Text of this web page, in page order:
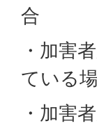
合
・加害
ている
・加害